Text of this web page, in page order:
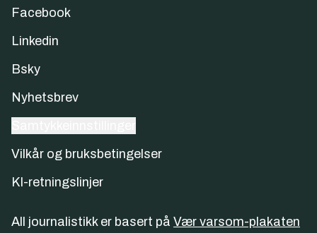
Facebook
Linkedin
Bsky
Nyhetsbrev
Vilkår og bruksbetingelser
KI-retningslinjer
All journalistikk er basert på Vær varsom-plakaten